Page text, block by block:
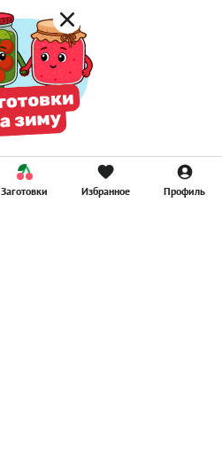
Заготовки Избранное Профиль